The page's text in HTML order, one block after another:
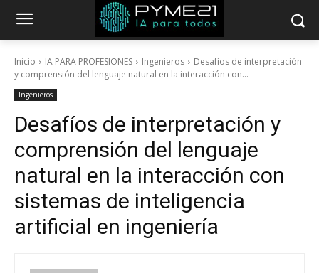
Inicio IA PARA PROFESIONES Ingenieros
Desafíos de interpretación
y comprensión del lenguaje natural en la interacción con...
Ingenieros
Desafíos de interpretación y
comprensión del lenguaje
natural en la interacción con
sistemas de inteligencia
artificial en ingeniería